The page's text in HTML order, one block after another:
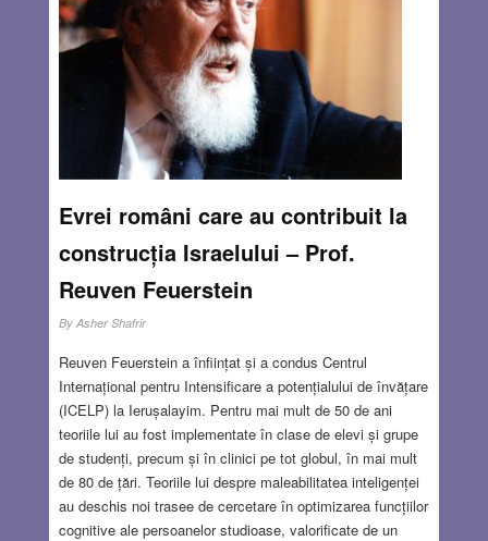
Am lăsat boccelele într-un colt, ne-am culcat pe jos și,
răpuși de oboseală, am dormit până dimineața. A doua zi
ne-am dus la consulatul israelian să ne interesăm de
Read more…
OCT 25, 2018 6 COMMENTS
Evrei români care au contribuit la
construcția Israelului – Prof.
Reuven Feuerstein
By Asher Shafrir
Reuven Feuerstein a înființat și a condus Centrul
Internațional pentru Intensificare a potențialului de învățare
(ICELP) la Ierușalayim. Pentru mai mult de 50 de ani
teoriile lui au fost implementate în clase de elevi și grupe
de studenți, precum și în clinici pe tot globul, în mai mult
de 80 de țări. Teoriile lui despre maleabilitatea inteligenței
au deschis noi trasee de cercetare în optimizarea funcțiilor
cognitive ale persoanelor studioase, valorificate de un